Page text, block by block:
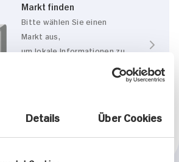
Details Über Cookies
Markt finden
Bitte wählen Sie einen
Markt aus,
um lokale Informationen zu